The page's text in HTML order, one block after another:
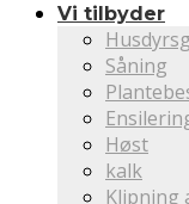
Vi tilbyder
Såning
Høst
kalk
Klipning